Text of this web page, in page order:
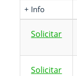
+ Info
Solicitar
Solicitar